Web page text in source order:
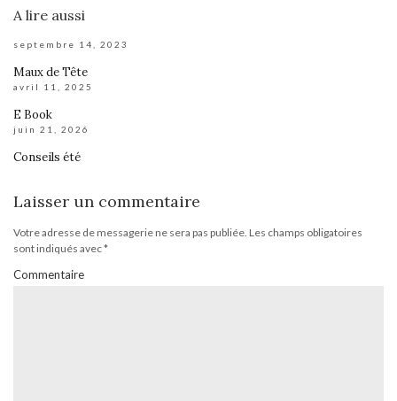
A lire aussi
septembre 14, 2023
Maux de Tête
avril 11, 2025
E Book
juin 21, 2026
Conseils été
Laisser un commentaire
Votre adresse de messagerie ne sera pas publiée. Les champs obligatoires
sont indiqués avec*
Commentaire